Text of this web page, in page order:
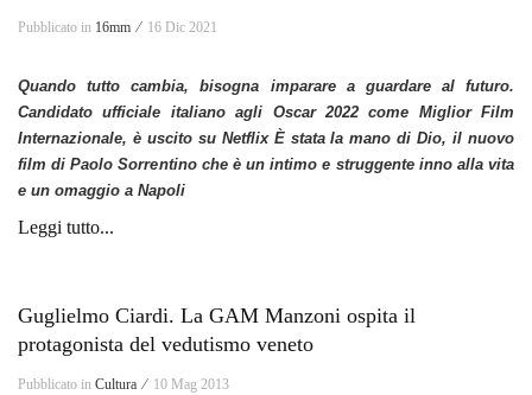
Pubblicato in 16mm ⁄ 16 Dic 2021
Quando tutto cambia, bisogna imparare a guardare al futuro.
Candidato ufficiale italiano agli Oscar 2022 come Miglior Film
Internazionale, è uscito su Netflix È stata la mano di Dio, il nuovo
film di Paolo Sorrentino che è un intimo e struggente inno alla vita
e un omaggio a Napoli
Leggi tutto...
Guglielmo Ciardi. La GAM Manzoni ospita il
protagonista del vedutismo veneto
Pubblicato in Cultura ⁄ 10 Mag 2013